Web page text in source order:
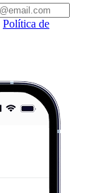
Política de